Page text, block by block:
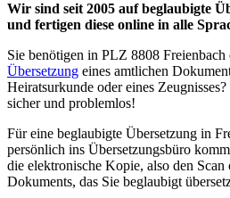
Wir sind seit 2005 auf beglaubigte
und fertigen diese online in alle
Sie benötigen in PLZ 8808 Freienbach
Übersetzung eines amtlichen
Heiratsurkunde oder eines
sicher und problemlos!
Für eine beglaubigte Übersetzung in
persönlich ins Übersetzungsbüro
die elektronische Kopie, also den Scan
Dokuments, das Sie beglaubigt